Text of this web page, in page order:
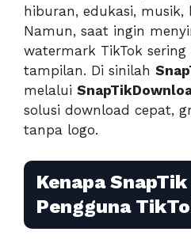
hiburan, edukasi,
Namun, saat ingin
watermark TikTok sering
tampilan. Di sinilah
melalui
solusi download cepat,
tanpa logo.
Kenapa
Pengguna